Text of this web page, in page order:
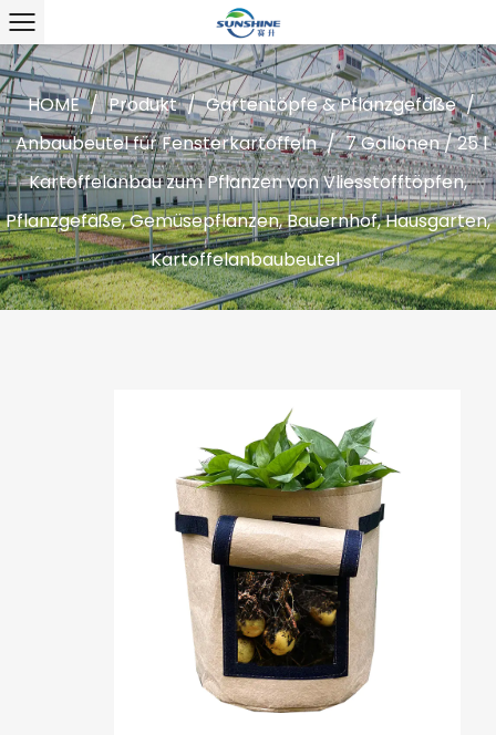
HOME / Produkt / Gartentöpfe & Pflanzgefäße /
Anbaubeutel für Fensterkartoffeln / 7 Gallonen / 25 l
Kartoffelanbau zum Pflanzen von Vliesstofftöpfen,
Pflanzgefäße, Gemüsepflanzen, Bauernhof, Hausgarten,
Kartoffelanbaubeutel